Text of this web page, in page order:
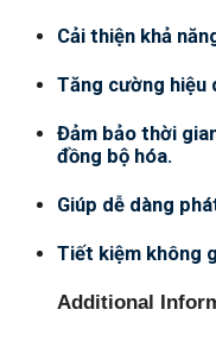
Cải thiện khả
Tăng cường hiệu
Đảm bảo thời
đồng bộ hóa.
Giúp dễ dàng
Tiết kiệm không
Additional